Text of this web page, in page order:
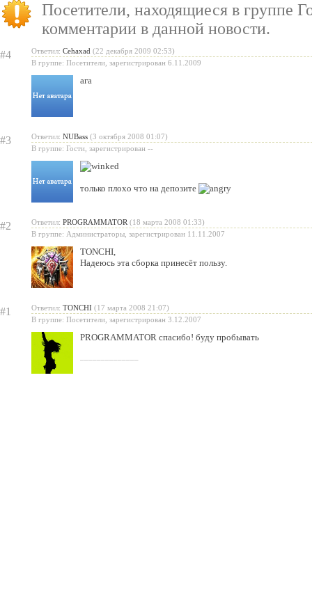
бесплатную модель
«Испеки свою любовь» —
Святого Валентина
Посетители, находящиеся в группе
комментарии в данной новости.
#4 Ответил: Cehaxad (22 декабря 2009 02:53)
В группе: Посетители, зарегистрирован 6.11.2009
ага
#3 Ответил: NUBass (3 октября 2008 01:07)
В группе: Гости, зарегистрирован --
только плохо что на депозите
#2 Ответил: PROGRAMMATOR (18 марта 2008 01:33)
В группе: Администраторы, зарегистрирован 11.11.2007
TONCHI,
Надеюсь эта сборка принесёт пользу.
#1 Ответил: TONCHI (17 марта 2008 21:07)
В группе: Посетители, зарегистрирован 3.12.2007
PROGRAMMATOR спасибо! буду пробывать